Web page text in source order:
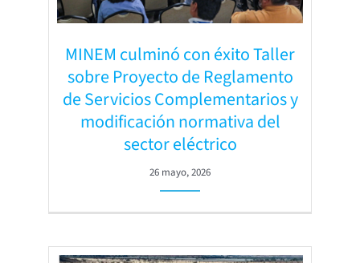
MINEM culminó con éxito Taller
sobre Proyecto de Reglamento
de Servicios Complementarios y
modificación normativa del
sector eléctrico
26 mayo, 2026